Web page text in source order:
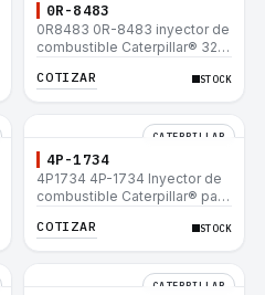
0R-8483
0R8483 0R-8483 inyector de
combustible Caterpillar® 320
320N 320-A S IT18F IT28F
COTIZAR STOCK
CATERPILLAR
4P-1734
4P1734 4P-1734 Inyector de
combustible Caterpillar® para
COTIZAR STOCK
CATERPILLAR